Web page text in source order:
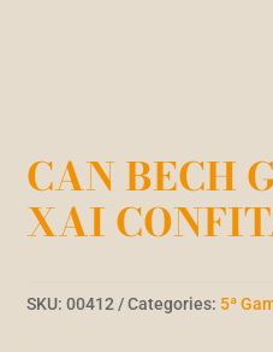
CAN BECH
XAI
SKU:00412 Categories: 5ª